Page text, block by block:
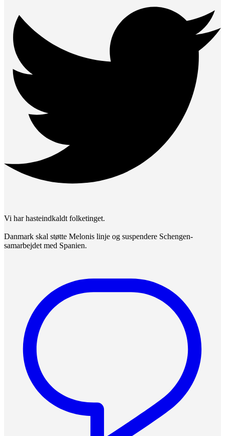
Vi har hasteindkaldt folketinget.
Danmark skal støtte Melonis linje og suspendere Schengen-
samarbejdet med Spanien.